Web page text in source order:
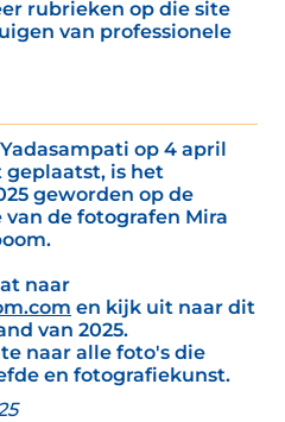
rubrieken op die site
van professionele
op 4 april
geplaatst, is het
geworden op de
de fotografen Mira
naar
en kijk uit naar dit
van 2025.
naar alle foto's die
en fotografiekunst.